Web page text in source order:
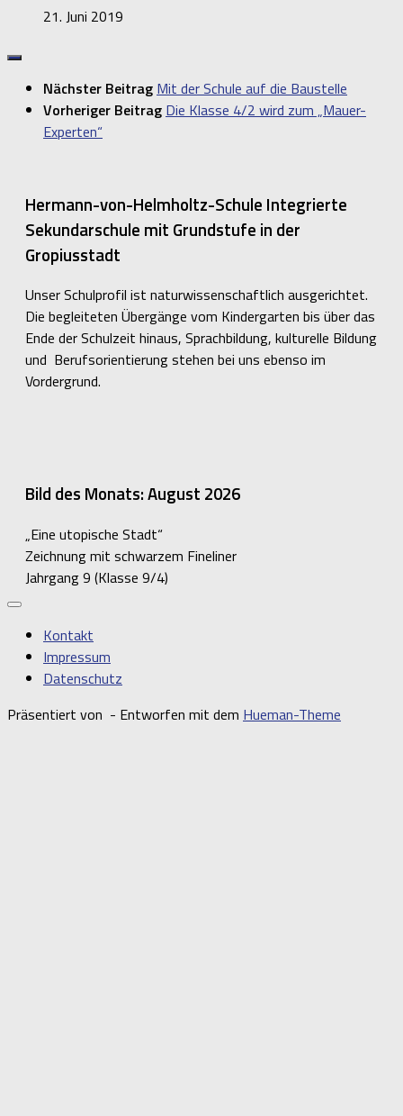
21. Juni 2019
Nächster Beitrag Mit der Schule auf die Baustelle
Vorheriger Beitrag Die Klasse 4/2 wird zum „Mauer-
Experten“
Hermann-von-Helmholtz-Schule Integrierte
Sekundarschule mit Grundstufe in der
Gropiusstadt
Unser Schulprofil ist naturwissenschaftlich ausgerichtet.
Die begleiteten Übergänge vom Kindergarten bis über das
Ende der Schulzeit hinaus, Sprachbildung, kulturelle Bildung
und Berufsorientierung stehen bei uns ebenso im
Vordergrund.
Bild des Monats: August 2026
„Eine utopische Stadt“
Zeichnung mit schwarzem Fineliner
Jahrgang 9 (Klasse 9/4)
Kontakt
Impressum
Datenschutz
Präsentiert von - Entworfen mit dem Hueman-Theme